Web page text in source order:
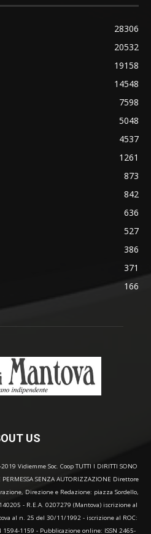
28306
20532
19158
14548
7598
5048
4537
1261
873
842
636
527
386
371
166
US
Vidiemme Soc. Coop TUTTI I DIRITTI SONO
SENZA AUTORIZZAZIONE Direttore
Direzione e Redazione: piazza Sordello,
- R.E.A. 0207279 (Mantova) iscrizione al
al n. 25 del 30/11/1992 - iscrizione al ROC:
1594-1159 - Pubblicazione online: ISSN 2465-